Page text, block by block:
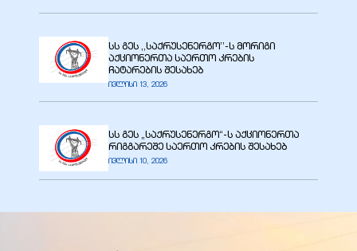
სს გეს ,,საქრუსენერგო’’-ს მორიგი
აქციონერთა საერთო კრების
ჩატარების შესახებ
ივლისი 13, 2026
სს გეს „საქრუსენერგო“-ს აქციონერთა
რიგგარეშე საერთო კრების შესახებ
ივლისი 10, 2026